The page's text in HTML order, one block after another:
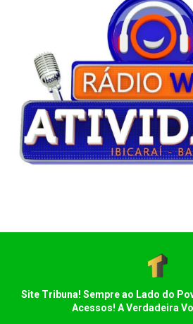
Site Tribuna! Sempre ao Lado do
Acessos! A Verdadeira